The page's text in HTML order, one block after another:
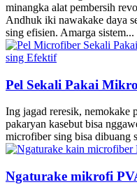
minangka alat pembersih
Andhuk iki nawakake daya
sing efisien. Amarga sistem...
Pel Sekali Pakai
Ing jagad reresik, nemokake
pakaryan kasebut bisa
microfiber sing bisa dibuang
Ngaturake mikrofi